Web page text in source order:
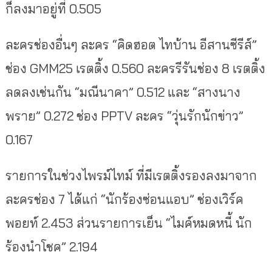
ก็ลงมาอยู่ที่ 0.505
ละครช่องอื่นๆ ละคร “คิดฮอต ไทบ้าน อีสานซีรีส์”
ช่อง GMM25 เรตติ้ง 0.560 ละครรีรันช่อง 8 เรตติ้ง
ลดลงเช่นกัน “มณีนาคา” 0.512 และ “สางนาง
พราย” 0.272 ช่อง PPTV ละคร “วุ่นรักนักข่าว”
0.167
รายการในช่วงไพรม์ไทม์ ที่มีเรตติ้งรองลงมาจาก
ละครช่อง 7 ได้แก่ “นักร้องซ่อนแอบ” ช่องเวิร์ค
พอยท์ 2.453 ส่วนรายการเย็น “ไมค์หมดหนี้ นัก
ร้องนำโชค” 2.194